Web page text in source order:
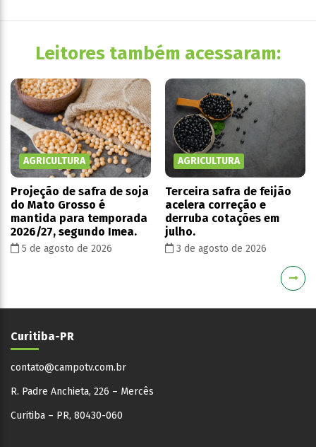
Leitores também acessaram:
AGRICULTURA
Projeção de safra de soja
do Mato Grosso é
mantida para temporada
2026/27, segundo Imea.
5 de agosto de 2026
AGRICULTURA
Terceira safra de feijão
acelera correção e
derruba cotações em
julho.
3 de agosto de 2026
Curitiba-PR
contato@campotv.com.br
R. Padre Anchieta, 226 – Mercês
Curitiba – PR, 80430-060